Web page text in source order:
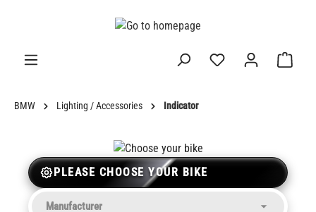
BMW Lighting / Accessories Indicator
PLEASE CHOOSE YOUR BIKE